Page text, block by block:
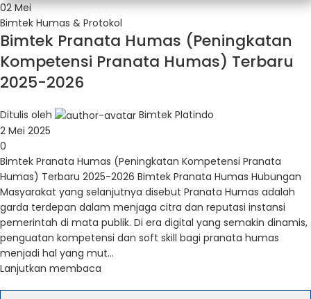
02Mei
Bimtek Humas & Protokol
Bimtek Pranata Humas (Peningkatan
Kompetensi Pranata Humas) Terbaru
2025-2026
Ditulis oleh
Bimtek Platindo
2 Mei 2025
0
Bimtek Pranata Humas (Peningkatan Kompetensi Pranata
Humas) Terbaru 2025-2026 Bimtek Pranata Humas Hubungan
Masyarakat yang selanjutnya disebut Pranata Humas adalah
garda terdepan dalam menjaga citra dan reputasi instansi
pemerintah di mata publik. Di era digital yang semakin dinamis,
penguatan kompetensi dan soft skill bagi pranata humas
menjadi hal yang mut...
Lanjutkan membaca